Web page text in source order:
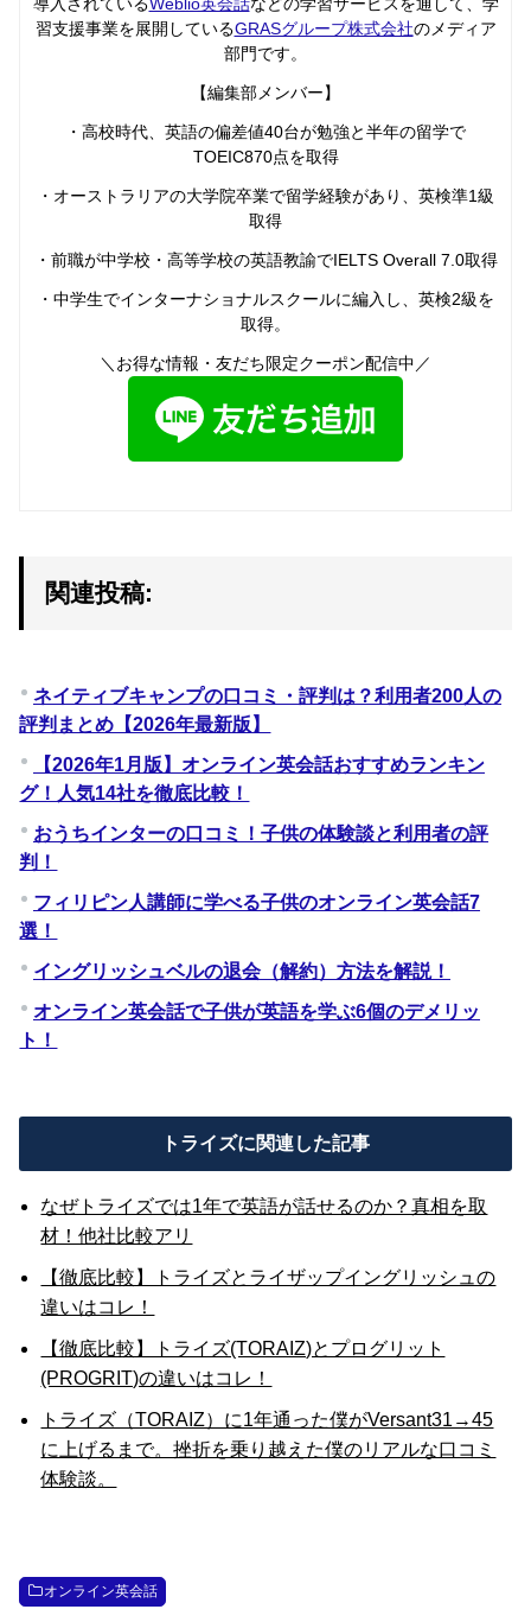
習支援事業を展開しているGRASグループ株式会社のメディア
部門です。
【編集部メンバー】
・高校時代、英語の偏差値40台が勉強と半年の留学で
TOEIC870点を取得
・オーストラリアの大学院卒業で留学経験があり、英検準1級
取得
・前職が中学校・高等学校の英語教諭でIELTS Overall 7.0取得
・中学生でインターナショナルスクールに編入し、英検2級を
取得。
＼お得な情報・友だち限定クーポン配信中／
関連投稿:
ネイティブキャンプの口コミ・評判は？利用者200人の
評判まとめ【2026年最新版】
【2026年1月版】オンライン英会話おすすめランキン
グ！人気14社を徹底比較！
おうちインターの口コミ！子供の体験談と利用者の評
判！
フィリピン人講師に学べる子供のオンライン英会話7
選！
イングリッシュベルの退会（解約）方法を解説！
オンライン英会話で子供が英語を学ぶ6個のデメリッ
ト！
トライズに関連した記事
なぜトライズでは1年で英語が話せるのか？真相を取
材！他社比較アリ
【徹底比較】トライズとライザップイングリッシュの
違いはコレ！
【徹底比較】トライズ(TORAIZ)とプログリット
(PROGRIT)の違いはコレ！
トライズ（TORAIZ）に1年通った僕がVersant31→45
に上げるまで。挫折を乗り越えた僕のリアルな口コミ
体験談。
オンライン英会話